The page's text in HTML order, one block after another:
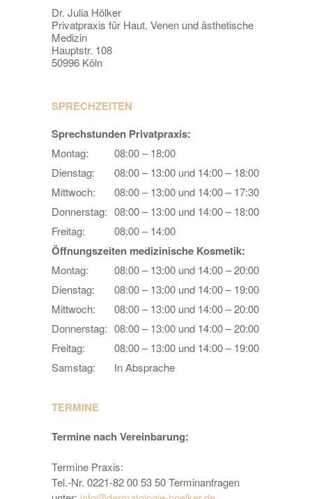
Dr. Julia Hölker
Privatpraxis für Haut, Venen und ästhetische
Medizin
Hauptstr. 108
50996 Köln
SPRECHZEITEN
Sprechstunden Privatpraxis:
Montag:
08:00 – 18:00
Dienstag:
08:00 – 13:00 und 14:00 – 18:00
Mittwoch:
08:00 – 13:00 und 14:00 – 17:30
Donnerstag: 08:00 – 13:00 und 14:00 – 18:00
Freitag:
08:00 – 14:00
Öffnungszeiten medizinische Kosmetik:
Montag:
08:00 – 13:00 und 14:00 – 20:00
Dienstag:
08:00 – 13:00 und 14:00 – 19:00
Mittwoch:
08:00 – 13:00 und 14:00 – 20:00
Donnerstag: 08:00 – 13:00 und 14:00 – 20:00
Freitag:
08:00 – 13:00 und 14:00 – 19:00
Samstag:
In Absprache
TERMINE
Termine nach Vereinbarung:
Termine Praxis:
Tel.-Nr. 0221-82 00 53 50 Terminanfragen